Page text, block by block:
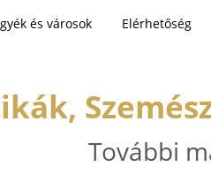
és városok Elérhetőség
További